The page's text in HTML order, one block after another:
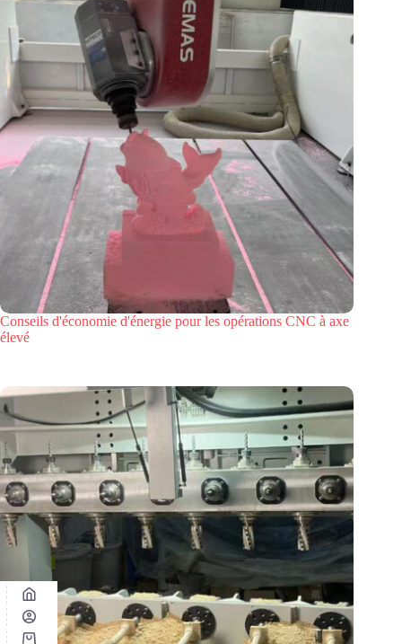
Conseils d'économie d'énergie pour les opérations CNC à axe
élevé